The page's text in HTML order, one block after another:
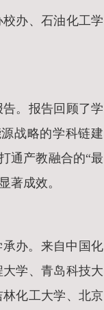
办、石油化工学
。报告回顾了学
战略的学科链建
通产教融合的“最
著成效。
办。来自中国化
学、青岛科技大
化工大学、北京